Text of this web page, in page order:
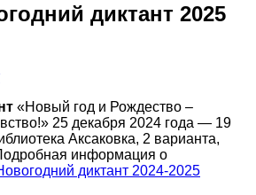
диктант 2025
«Новый год и Рождество –
25 декабря 2024 года — 19
Аксаковка, 2 варианта,
информация о
диктант 2024-2025